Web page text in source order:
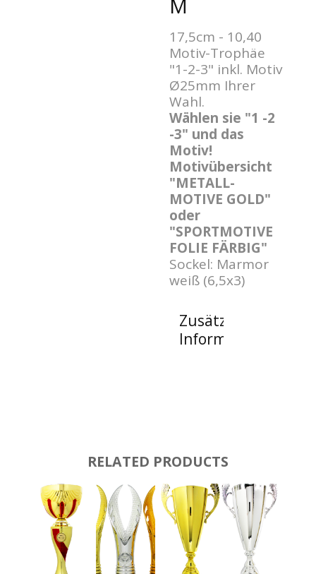
17,5cm - 10,40
Motiv-Trophäe
"1-2-3" inkl. Motiv
Ø25mm Ihrer
Wahl.
Wählen sie "1 -2
-3" und das
Motiv!
Motivübersicht
"METALL-
MOTIVE GOLD"
oder
"SPORTMOTIVE
FOLIE FÄRBIG"
Sockel: Marmor
weiß (6,5x3)
Zusätzliche
Informationen
RELATED PRODUCTS